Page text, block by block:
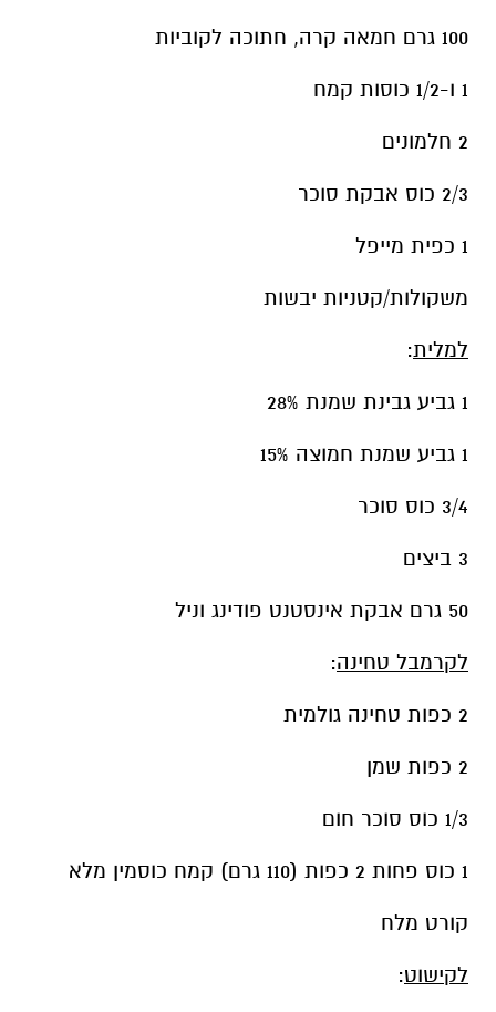
100 גרם חמאה קרה, חתוכה לקוביות
1 ו-1/2 כוסות קמח
2 חלמונים
2/3 כוס אבקת סוכר
1 כפית מייפל
משקולות/קטניות יבשות
למלית:
1 גביע גבינת שמנת 28%
1 גביע שמנת חמוצה 15%
3/4 כוס סוכר
3 ביצים
50 גרם אבקת אינסטנט פודינג וניל
לקרמבל טחינה:
2 כפות טחינה גולמית
2 כפות שמן
1/3 כוס סוכר חום
1 כוס פחות 2 כפות (110 גרם) קמח כוסמין מלא
קורט מלח
לקישוט: